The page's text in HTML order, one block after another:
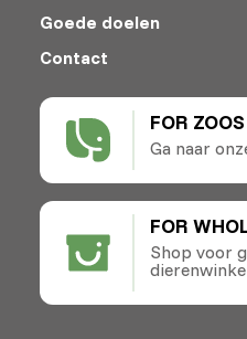
FOR ZOOS
Ga naar
FOR
Shop voor
Goede doelen
Contact